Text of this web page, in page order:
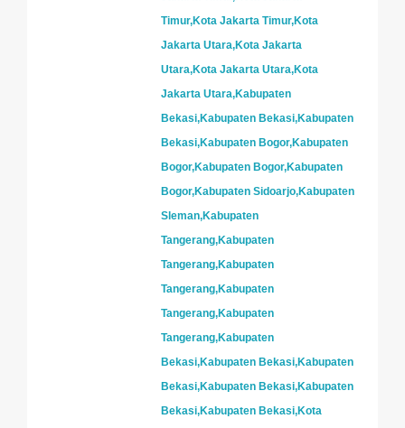
Timur,Kota Jakarta Timur,Kota
Jakarta Utara,Kota Jakarta
Utara,Kota Jakarta Utara,Kota
Jakarta Utara,Kabupaten
Bekasi,Kabupaten Bekasi,Kabupaten
Bekasi,Kabupaten Bogor,Kabupaten
Bogor,Kabupaten Bogor,Kabupaten
Bogor,Kabupaten Sidoarjo,Kabupaten
Sleman,Kabupaten
Tangerang,Kabupaten
Tangerang,Kabupaten
Tangerang,Kabupaten
Tangerang,Kabupaten
Tangerang,Kabupaten
Bekasi,Kabupaten Bekasi,Kabupaten
Bekasi,Kabupaten Bekasi,Kabupaten
Bekasi,Kabupaten Bekasi,Kota